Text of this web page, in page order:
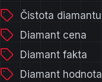
Čistota diamantu
Diamant cena
Diamant fakta
Diamant hodnota